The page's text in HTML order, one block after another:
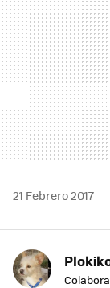
21 Febrero 2017